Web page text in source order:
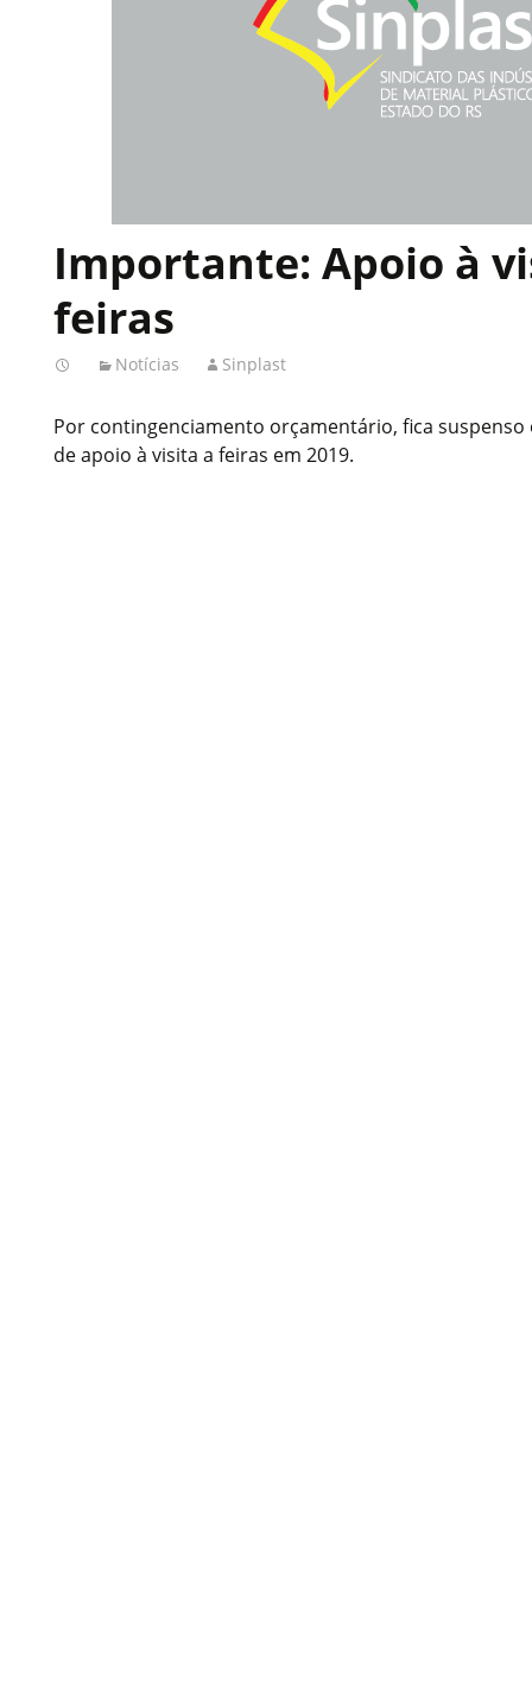
Importante: Apoio à
feiras
Notícias Sinplast
Por contingenciamento orçamentário, fica
de apoio à visita a feiras em 2019.